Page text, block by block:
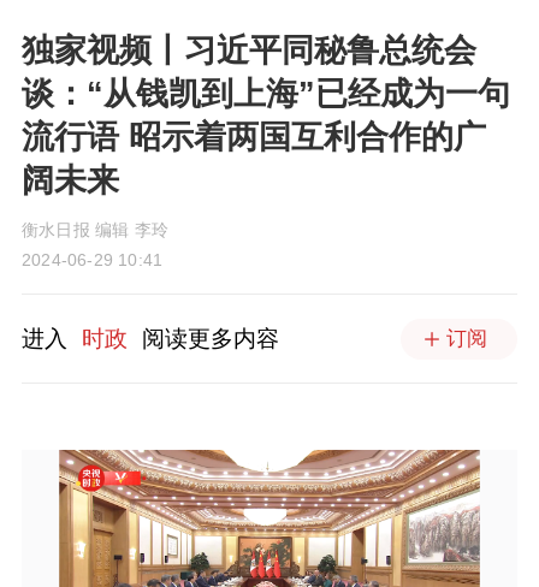
独家视频丨习近平同秘鲁总统会
谈：“从钱凯到上海”已经成为一句
流行语 昭示着两国互利合作的广
阔未来
衡水日报 编辑 李玲
2024-06-29 10:41
进入 时政 阅读更多内容 订阅